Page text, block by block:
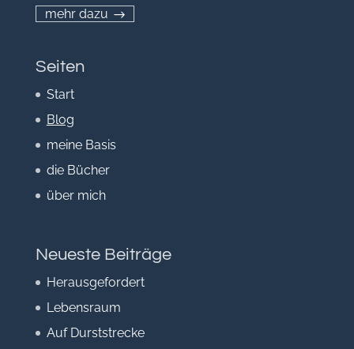
mehr dazu
Seiten
Start
Blog
meine Basis
die Bücher
über mich
Neueste Beiträge
Herausgefordert
Lebensraum
Auf Durststrecke